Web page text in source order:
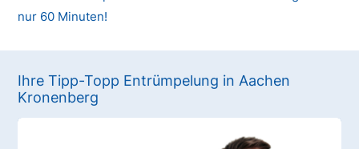
nur 60 Minuten!
Ihre Tipp-Topp Entrümpelung in Aachen
Kronenberg